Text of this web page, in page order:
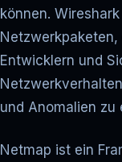
können.
Entwicklern und
und Anomalien zu
Netmap ist ein